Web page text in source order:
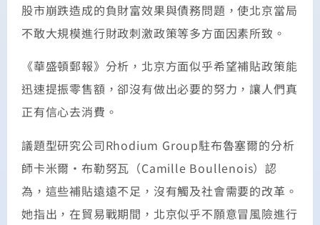
股市崩跌造成的負財富效果與債務問題，使北京當局
不敢大規模進行財政刺激政策等多方面因素所致。
《華盛頓郵報》分析，北京方面似乎希望補貼政策能
迅速提振零售額，卻沒有做出必要的努力，讓人們真
正有信心去消費。
議題型研究公司Rhodium Group駐布魯塞爾的分析
師卡米爾‧布勒努瓦（Camille Boullenois）認
為，這些補貼遠遠不足，沒有觸及社會需要的改革。
她指出，在貿易戰期間，北京似乎不願意冒風險進行